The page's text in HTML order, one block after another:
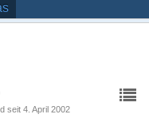
seit 4. April 2002